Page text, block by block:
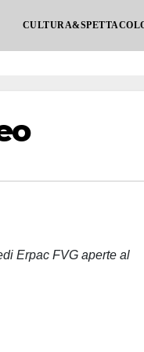
Erpac FVG aperte al